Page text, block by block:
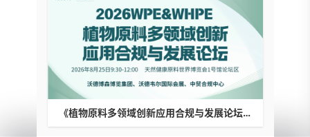
《植物原料多领域创新应用合规与发展论坛》